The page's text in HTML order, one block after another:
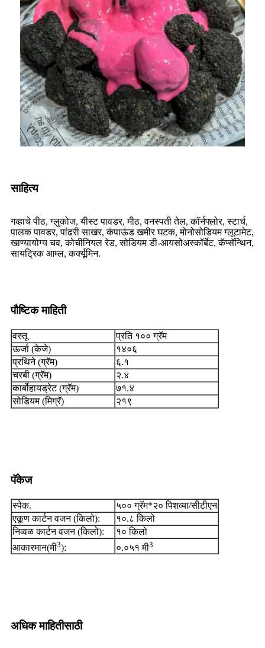
साहित्य
गव्हाचे पीठ, ग्लुकोज, यीस्ट पावडर, मीठ, वनस्पती तेल, कॉर्नफ्लोर, स्टार्च,
पालक पावडर, पांढरी साखर, कंपाऊंड खमीर घटक, मोनोसोडियम ग्लूटामेट,
खाण्यायोग्य चव, कोचीनियल रेड, सोडियम डी-आयसोअस्कॉर्बेट, कॅप्सॅन्थिन,
सायट्रिक आम्ल, कर्क्यूमिन.
पौष्टिक माहिती
वस्तू
प्रति १०० ग्रॅम
ऊर्जा (केजे)
१४०६
प्रथिने (ग्रॅम)
६.१
चरबी (ग्रॅम)
२.४
कार्बोहायड्रेट (ग्रॅम)
७१.४
सोडियम (मिग्रॅ)
२१९
पॅकेज
स्पेक.
५०० ग्रॅम*२० पिशव्या/सीटीएन
एकूण कार्टन वजन (किलो):
१०.८ किलो
निव्वळ कार्टन वजन (किलो):
१० किलो
आकारमान(मी3): ०.०५१ मी3
अधिक माहितीसाठी